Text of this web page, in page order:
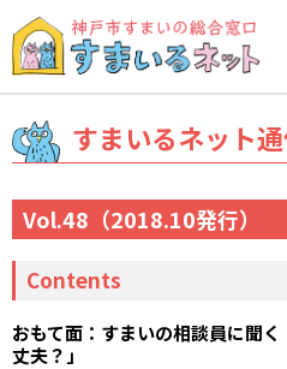
すまいるネット
Vol.48（2018.10発行）
Contents
おもて面：すまいの相談員に聞
丈夫？」